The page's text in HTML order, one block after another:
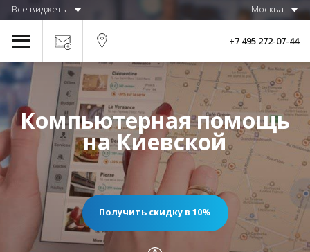
Все виджеты г. Москва
+7 495 272-07-44
Компьютерная помощь
на Киевской
Получить скидку в 10%